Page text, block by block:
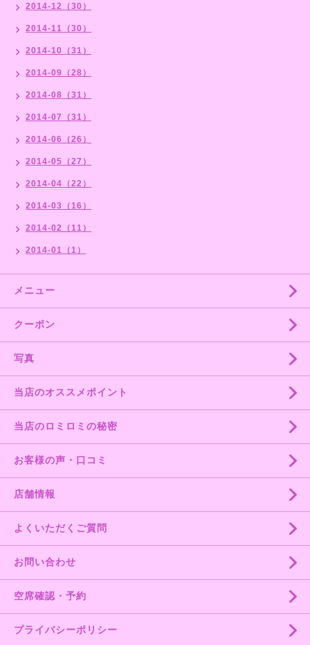
2014-12（30）
2014-11（30）
2014-10（31）
2014-09（28）
2014-08（31）
2014-07（31）
2014-06（26）
2014-05（27）
2014-04（22）
2014-03（16）
2014-02（11）
2014-01（1）
メニュー
クーポン
写真
当店のオススメポイント
当店のロミロミの秘密
お客様の声・口コミ
店舗情報
よくいただくご質問
お問い合わせ
空席確認・予約
プライバシーポリシー